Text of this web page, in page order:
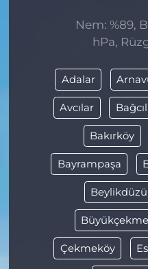
Nem: %89,
hPa,
Adalar
Avcılar
Bakırköy
Bayrampaşa
Beylikdüzü
Çekmeköy